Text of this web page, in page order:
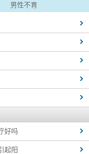
男性不育
好吗
起阳